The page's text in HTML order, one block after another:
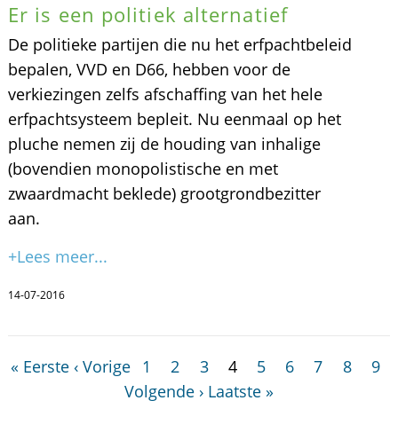
Er is een politiek alternatief
De politieke partijen die nu het erfpachtbeleid
bepalen, VVD en D66, hebben voor de
verkiezingen zelfs afschaffing van het hele
erfpachtsysteem bepleit. Nu eenmaal op het
pluche nemen zij de houding van inhalige
(bovendien monopolistische en met
zwaardmacht beklede) grootgrondbezitter
aan.
+Lees meer...
14-07-2016
« Eerste ‹ Vorige 1 2 3 4 5 6 7 8
9
Volgende › Laatste »